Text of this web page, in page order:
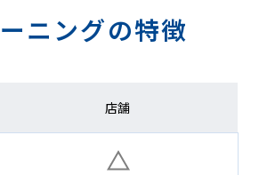
ニングの特徴
店舗